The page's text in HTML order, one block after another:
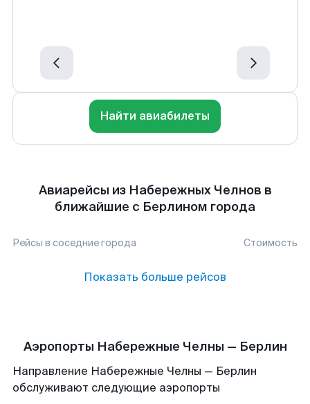
Найти авиабилеты
Авиарейсы из Набережных Челнов в
ближайшие с Берлином города
Рейсы в соседние города Стоимость
Показать больше рейсов
Аэропорты Набережные Челны — Берлин
Направление Набережные Челны — Берлин
обслуживают следующие аэропорты